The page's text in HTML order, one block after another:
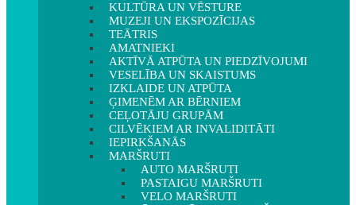
KULTŪRA UN VĒSTURE
MUZEJI UN EKSPOZĪCIJAS
TEĀTRIS
AMATNIEKI
AKTĪVĀ ATPŪTA UN PIEDZĪVOJUMI
VESELĪBA UN SKAISTUMS
IZKLAIDE UN ATPŪTA
ĢIMENĒM AR BĒRNIEM
CEĻOTĀJU GRUPĀM
CILVĒKIEM AR INVALIDITĀTI
IEPIRKŠANĀS
MARŠRUTI
AUTO MARŠRUTI
PASTAIGU MARŠRUTI
VELO MARŠRUTI